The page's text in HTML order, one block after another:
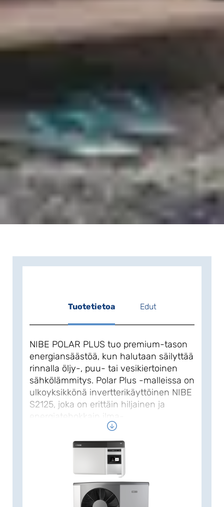
Tuotetietoa Edut
NIBE POLAR PLUS tuo premium-tason
energiansäästöä, kun halutaan säilyttää
rinnalla öljy-, puu- tai vesikiertoinen
sähkölämmitys. Polar Plus -malleissa on
ulkoyksikkönä invertterikäyttöinen NIBE
S2125, joka on erittäin hiljainen ja
energiatehokkain ilma-
vesilämpöpumppumme. Se tuottaa
kuumaa, jopa 75-asteista
lämmitysvettä. Kovimmilla pakkasilla,
jopa -25°C saakka laite tuottaa 65-
asteista menovettä.
Lämmitystä hallitaan helppokäyttöisellä,